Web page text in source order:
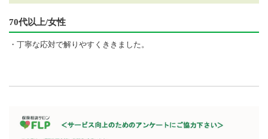
70代以上/女性
・丁寧な応対で解りやすくききました。